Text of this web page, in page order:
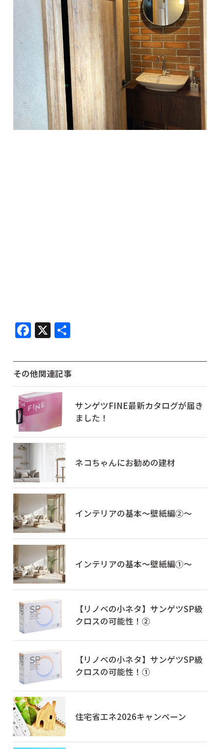
F
a
c
e
b
o
k
X 共
その他関連記事
サンゲツFINE最新カタログが届き
ました！
ネコちゃんにお勧めの建材
インテリアの基本～壁紙編②～
インテリアの基本～壁紙編①～
【リノベの小ネタ】サンゲツSP級
クロスの可能性！②
【リノベの小ネタ】サンゲツSP級
クロスの可能性！①
住宅省エネ2026キャンペーン